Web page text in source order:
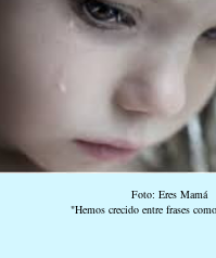
Foto: Eres Mamá
"Hemos crecido entre frases